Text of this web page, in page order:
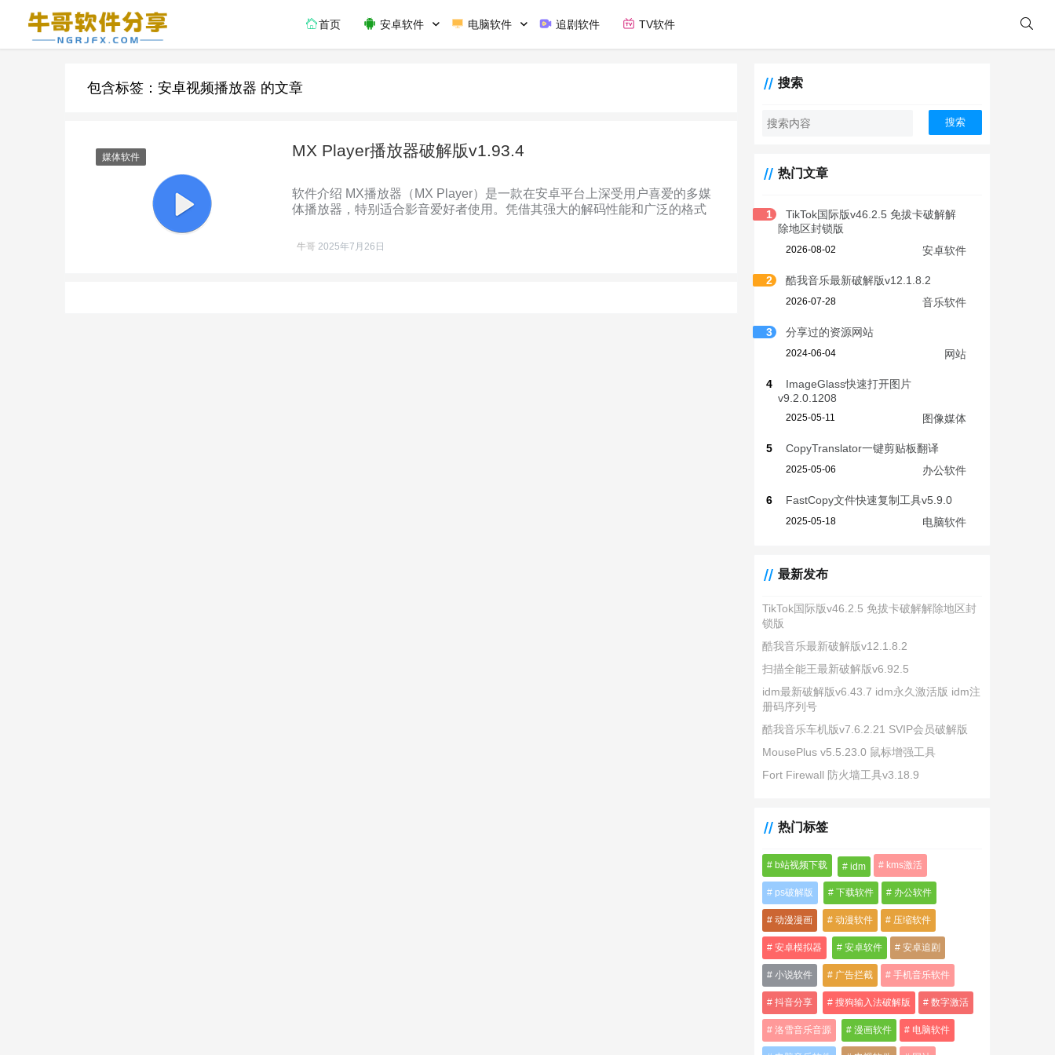
首页 安卓软件 电脑软件 追剧软件 TV软件
包含标签：安卓视频播放器 的文章
媒体软件 MX Player播放器破解版v1.93.4
软件介绍 MX播放器（MX Player）是一款在安卓平台上深受用户喜爱的多媒
体播放器，特别适合影音爱好者使用。凭借其强大的解码性能和广泛的格式
牛哥 2025年7月26日
搜索
搜索
热门文章
1
TikTok国际版v46.2.5 免拔卡破解解
除地区封锁版
2026-08-02 安卓软件
2 酷我音乐最新破解版v12.1.8.2
2026-07-28 音乐软件
3 分享过的资源网站
2024-06-04 网站
4
ImageGlass快速打开图片
v9.2.0.1208
2025-05-11 图像媒体
5 CopyTranslator一键剪贴板翻译
2025-05-06 办公软件
6 FastCopy文件快速复制工具v5.9.0
2025-05-18 电脑软件
最新发布
TikTok国际版v46.2.5 免拔卡破解解除地区封
锁版
酷我音乐最新破解版v12.1.8.2
扫描全能王最新破解版v6.92.5
idm最新破解版v6.43.7 idm永久激活版 idm注
册码序列号
酷我音乐车机版v7.6.2.21 SVIP会员破解版
MousePlus v5.5.23.0 鼠标增强工具
Fort Firewall 防火墙工具v3.18.9
热门标签
b站视频下载 idm kms激活
ps破解版 下载软件 办公软件
动漫漫画 动漫软件 压缩软件
安卓模拟器 安卓软件 安卓追剧
小说软件 广告拦截 手机音乐软件
抖音分享 搜狗输入法破解版 数字激活
洛雪音乐音源 漫画软件 电脑软件